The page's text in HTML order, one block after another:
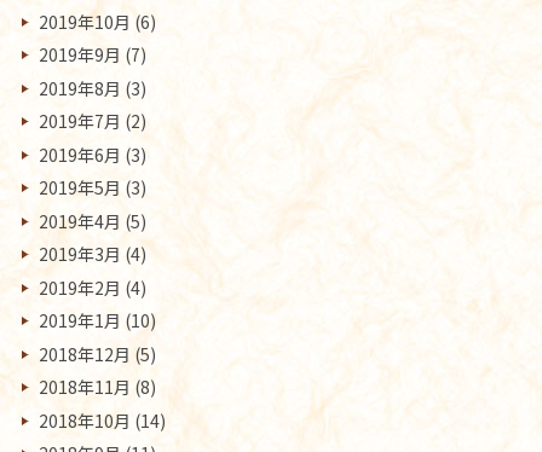
2019年10月 (6)
2019年9月 (7)
2019年8月 (3)
2019年7月 (2)
2019年6月 (3)
2019年5月 (3)
2019年4月 (5)
2019年3月 (4)
2019年2月 (4)
2019年1月 (10)
2018年12月 (5)
2018年11月 (8)
2018年10月 (14)